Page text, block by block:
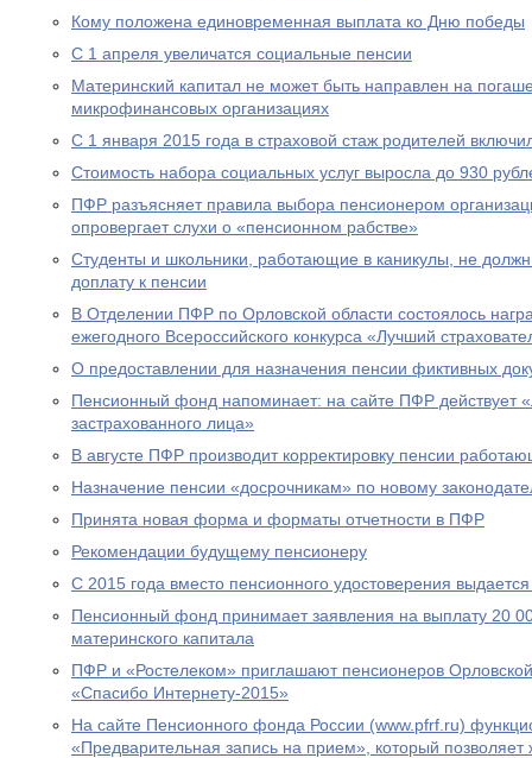
Кому положена единовременная выплата ко Дню победы
С 1 апреля увеличатся социальные пенсии
Материнский капитал не может быть направлен на
микрофинансовых организациях
С 1 января 2015 года в страховой стаж родителей
Стоимость набора социальных услуг выросла до 930
ПФР разъясняет правила выбора пенсионером
опровергает слухи о «пенсионном рабстве»
Студенты и школьники, работающие в каникулы, не
доплату к пенсии
В Отделении ПФР по Орловской области состоялось
ежегодного Всероссийского конкурса «Лучший
О предоставлении для назначения пенсии фиктивных
Пенсионный фонд напоминает: на сайте ПФР действует
застрахованного лица»
В августе ПФР производит корректировку пенсии
Назначение пенсии «досрочникам» по новому
Принята новая форма и форматы отчетности в ПФР
Рекомендации будущему пенсионеру
С 2015 года вместо пенсионного удостоверения выдается
Пенсионный фонд принимает заявления на выплату 20
материнского капитала
ПФР и «Ростелеком» приглашают пенсионеров Орловской
«Спасибо Интернету-2015»
На сайте Пенсионного фонда России (www.pfrf.ru)
«Предварительная запись на прием», который